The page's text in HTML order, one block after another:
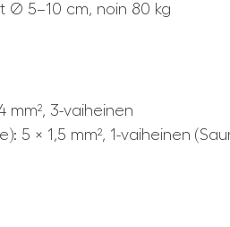
Ø 5–10 cm, noin 80 kg
mm², 3-vaiheinen
5 × 1,5 mm², 1-vaiheinen